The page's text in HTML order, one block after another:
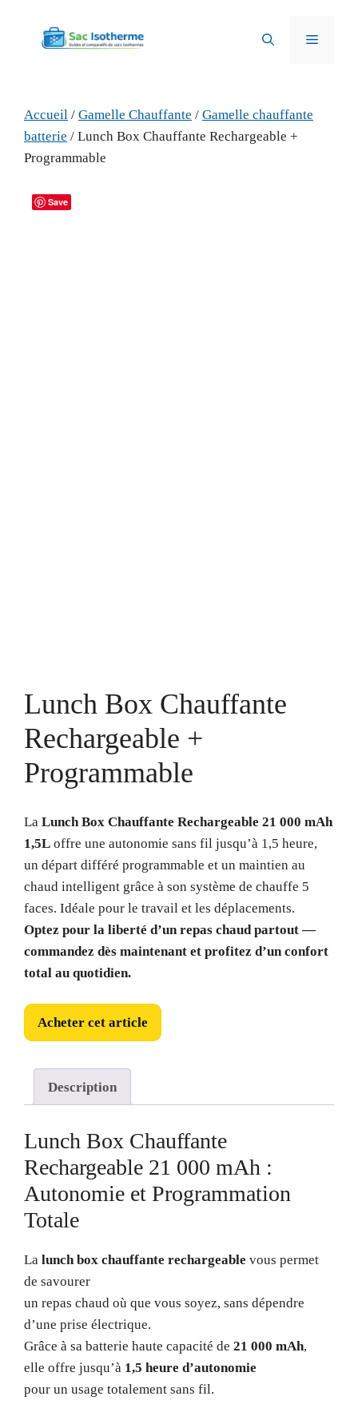
contenu
Menu
Accueil / Gamelle Chauffante / Gamelle chauffante
batterie / Lunch Box Chauffante Rechargeable +
Programmable
Save
Lunch Box Chauffante
Rechargeable +
Programmable
La Lunch Box Chauffante Rechargeable 21 000 mAh
1,5L offre une autonomie sans fil jusqu’à 1,5 heure,
un départ différé programmable et un maintien au
chaud intelligent grâce à son système de chauffe 5
faces. Idéale pour le travail et les déplacements.
Optez pour la liberté d’un repas chaud partout —
commandez dès maintenant et profitez d’un confort
total au quotidien.
Acheter cet article
Description
Lunch Box Chauffante
Rechargeable 21 000 mAh :
Autonomie et Programmation
Totale
La lunch box chauffante rechargeable vous permet
de savourer
un repas chaud où que vous soyez, sans dépendre
d’une prise électrique.
Grâce à sa batterie haute capacité de 21 000 mAh,
elle offre jusqu’à 1,5 heure d’autonomie
pour un usage totalement sans fil.